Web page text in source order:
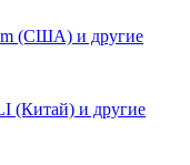
(США) и другие
(Китай) и другие